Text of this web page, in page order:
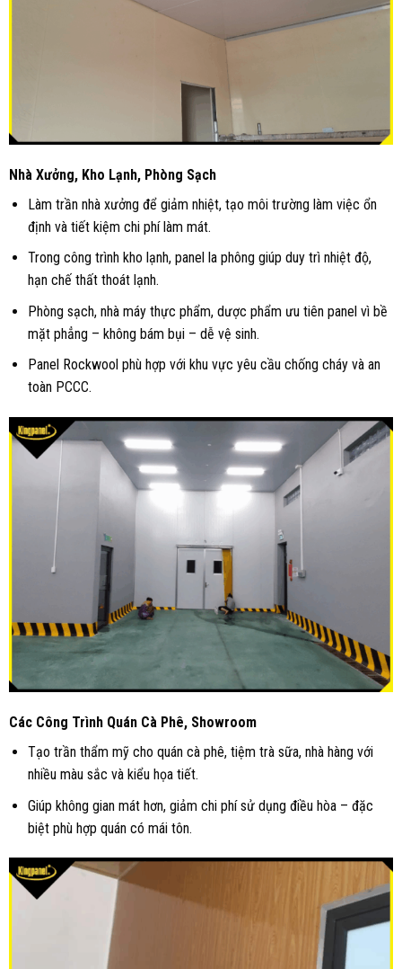
Nhà Xưởng, Kho Lạnh, Phòng Sạch
Làm trần nhà xưởng để giảm nhiệt, tạo môi trường làm việc ổn
định và tiết kiệm chi phí làm mát.
Trong công trình kho lạnh, panel la phông giúp duy trì nhiệt độ,
hạn chế thất thoát lạnh.
Phòng sạch, nhà máy thực phẩm, dược phẩm ưu tiên panel vì bề
mặt phẳng – không bám bụi – dễ vệ sinh.
Panel Rockwool phù hợp với khu vực yêu cầu chống cháy và an
toàn PCCC.
Các Công Trình Quán Cà Phê, Showroom
Tạo trần thẩm mỹ cho quán cà phê, tiệm trà sữa, nhà hàng với
nhiều màu sắc và kiểu họa tiết.
Giúp không gian mát hơn, giảm chi phí sử dụng điều hòa – đặc
biệt phù hợp quán có mái tôn.